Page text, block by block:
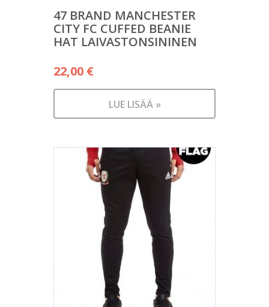
47 BRAND MANCHESTER
CITY FC CUFFED BEANIE
HAT LAIVASTONSININEN
22,00 €
LUE LISÄÄ »